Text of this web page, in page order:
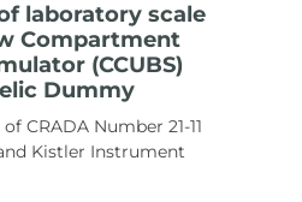
laboratory scale
Compartment
(CCUBS)
Dummy
CRADA Number 21-11
Kistler Instrument